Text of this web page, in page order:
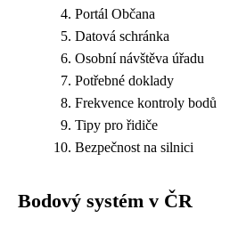
Portál Občana
Datová schránka
Osobní návštěva úřadu
Potřebné doklady
Frekvence kontroly bodů
Tipy pro řidiče
Bezpečnost na silnici
Bodový systém v ČR